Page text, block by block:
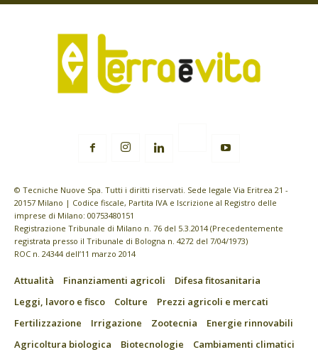
© Tecniche Nuove Spa. Tutti i diritti riservati. Sede legale Via Eritrea 21 -
20157 Milano | Codice fiscale, Partita IVA e Iscrizione al Registro delle
imprese di Milano: 00753480151
Registrazione Tribunale di Milano n. 76 del 5.3.2014 (Precedentemente
registrata presso il Tribunale di Bologna n. 4272 del 7/04/1973)
ROC n. 24344 dell’11 marzo 2014
Attualità Finanziamenti agricoli
Difesa fitosanitaria
Leggi, lavoro e fisco
Colture
Prezzi agricoli e mercati
Fertilizzazione
Irrigazione Zootecnia
Energie rinnovabili
Agricoltura biologica
Biotecnologie
Cambiamenti climatici